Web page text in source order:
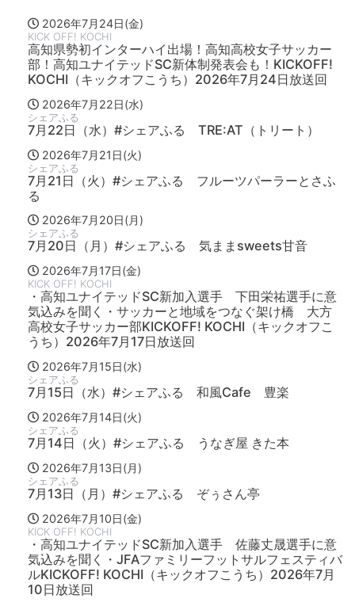
2026年7月24日(金)
KICK OFF! KOCHI
高知県勢初インターハイ出場！高知高校女子サッカー
部！高知ユナイテッドSC新体制発表会も！KICKOFF!
KOCHI（キックオフこうち）2026年7月24日放送回
2026年7月22日(水)
シェアふる
7月22日（水）#シェアふる TRE:AT（トリート）
2026年7月21日(火)
シェアふる
7月21日（火）#シェアふる フルーツパーラーとさふ
る
2026年7月20日(月)
シェアふる
7月20日（月）#シェアふる 気ままsweets甘音
2026年7月17日(金)
KICK OFF! KOCHI
・高知ユナイテッドSC新加入選手 下田栄祐選手に意
気込みを聞く・サッカーと地域をつなぐ架け橋 大方
高校女子サッカー部KICKOFF! KOCHI（キックオフこ
うち）2026年7月17日放送回
2026年7月15日(水)
シェアふる
7月15日（水）#シェアふる 和風Cafe 豊楽
2026年7月14日(火)
シェアふる
7月14日（火）#シェアふる うなぎ屋 きた本
2026年7月13日(月)
シェアふる
7月13日（月）#シェアふる ぞぅさん亭
2026年7月10日(金)
KICK OFF! KOCHI
・高知ユナイテッドSC新加入選手 佐藤丈晟選手に意
気込みを聞く・JFAファミリーフットサルフェスティバ
ルKICKOFF! KOCHI（キックオフこうち）2026年7月
10日放送回